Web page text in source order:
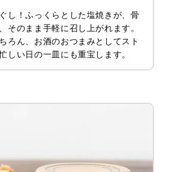
し！ふっくらとした塩焼きが、骨
そのまま手軽に召し上がれます。
ろん、お酒のおつまみとしてスト
しい日の一皿にも重宝します。